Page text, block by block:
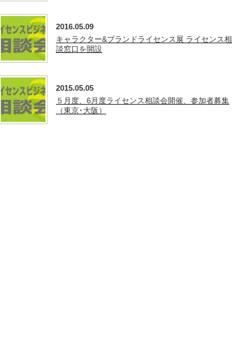
2016.05.09
キャラクター&ブランドライセンス展 ライセンス相
談窓口を開設
2015.05.05
５月度、6月度ライセンス相談会開催、参加者募集
（東京･大阪）